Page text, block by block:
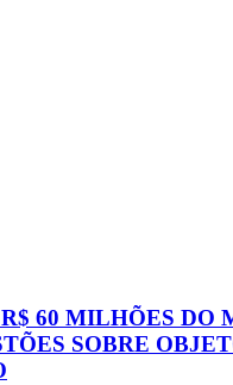
60 MILHÕES DO
SOBRE